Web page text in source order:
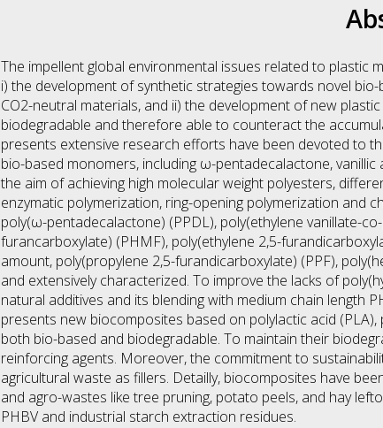
The impellent global environmental issues related to
i) the development of synthetic strategies towards novel
CO2-neutral materials, and ii) the development of new
biodegradable and therefore able to counteract the
presents extensive research efforts have been devoted to
bio-based monomers, including ω-pentadecalactone,
the aim of achieving high molecular weight polyesters,
enzymatic polymerization, ring-opening polymerization and
poly(ω-pentadecalactone) (PPDL), poly(ethylene vanillate-
furancarboxylate) (PHMF), poly(ethylene 2,5-
amount, poly(propylene 2,5-furandicarboxylate) (PPF),
and extensively characterized. To improve the lacks of
natural additives and its blending with medium chain length
presents new biocomposites based on polylactic acid
both bio-based and biodegradable. To maintain their
reinforcing agents. Moreover, the commitment to
agricultural waste as fillers. Detailly, biocomposites have
and agro-wastes like tree pruning, potato peels, and hay
PHBV and industrial starch extraction residues.